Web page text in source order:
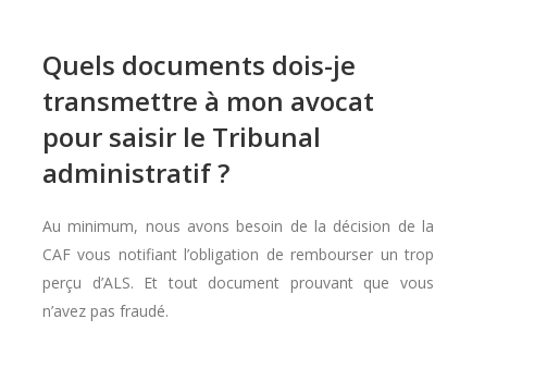
Quels documents dois-je
transmettre à mon avocat
pour saisir le Tribunal
administratif ?
Au minimum, nous avons besoin de la décision de la
CAF vous notifiant l’obligation de rembourser un trop
perçu d’ALS. Et tout document prouvant que vous
n’avez pas fraudé.